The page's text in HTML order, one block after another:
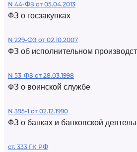
N 44-ФЗ от 05.04.2013
ФЗ о госзакупках
N 229-ФЗ от 02.10.2007
ФЗ об исполнительном
N 53-ФЗ от 28.03.1998
ФЗ о воинской службе
N 395-1 от 02.12.1990
ФЗ о банках и банковской
ст. 333 ГК РФ